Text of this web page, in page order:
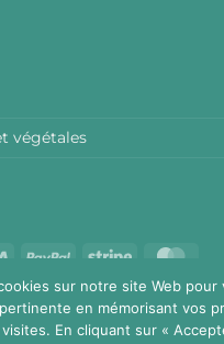
végétales
Visa PayPal Stripe
de vente Mentions
2026 ©Aromalchimie
sur notre site Web pour
en mémorisant vos
En cliquant sur «